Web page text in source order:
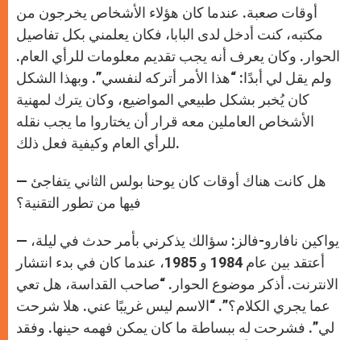
أوقات صعبة. عندما كان هؤلاء الأشخاص يخرجون من
مكتبه، كنت أدخل لدى البابا، فكان يعلمني بكل تفاصيل
الحوار. وكان يعرف أنه يجب تقديم معلومات للرأي العام.
ولم يقل لي أبدًا: “هذا الأمر أتركه لنفسي”. وبهذا الشكل
كان يُخبر بشكل طبيعي المواضيع، وكان يترك لمهنية
الأشخاص العاملين معه قرار أن يختاروا ما يجب نقله
للرأي العام وكيفية فعل ذلك.
— هل كانت هناك أوقات كان يوحنا بولس الثاني يتفاجئ
فيها من تطور التقنية؟
— يواكين نافارو-فالز: سؤالك يذكرني بأمر حدث في ليلة،
أعتقد بين عام 1984 و 1985، عندما كان في بدء انتشار
الانترنت. أذكر موضوع الحوار. “صاحب القداسة، هل تعي
عما يجري الكلام؟”. “الاسم ليس غريبًا عني. هلا شرحت
لي”. فشرحت له ببساطة ما كان يمكن فهمه حينها. وفقد